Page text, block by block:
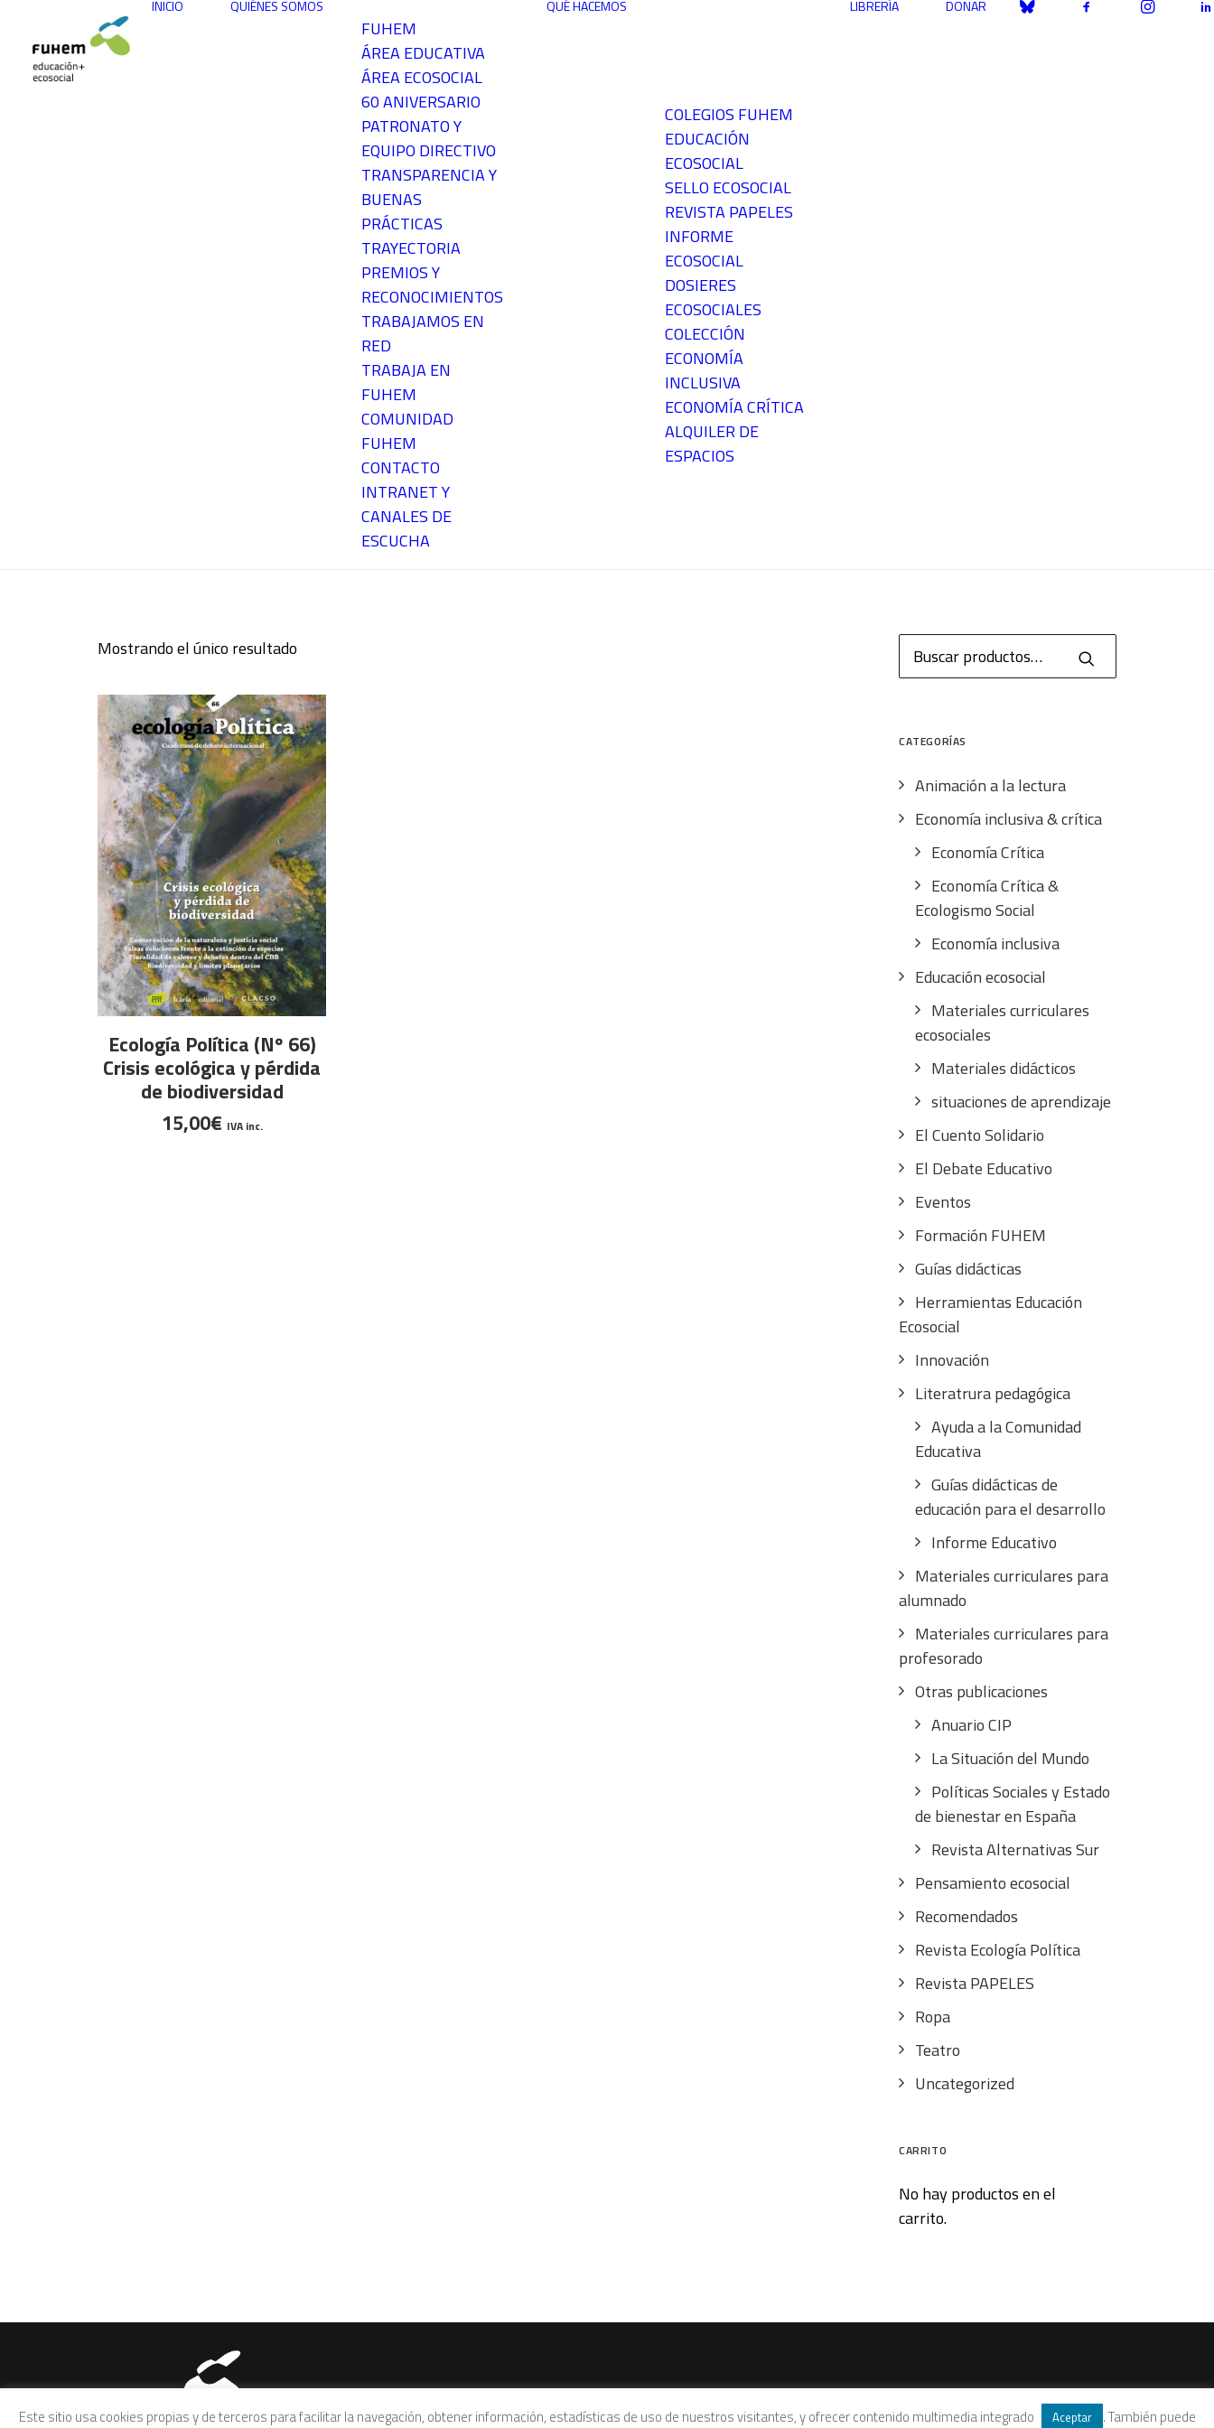
INICIO QUIÉNES SOMOS
FUHEM
ÁREA EDUCATIVA
ÁREA ECOSOCIAL
60 ANIVERSARIO
PATRONATO Y
EQUIPO DIRECTIVO
TRANSPARENCIA Y
BUENAS
PRÁCTICAS
TRAYECTORIA
PREMIOS Y
RECONOCIMIENTOS
TRABAJAMOS EN
RED
TRABAJA EN
FUHEM
COMUNIDAD
FUHEM
CONTACTO
INTRANET Y
CANALES DE
ESCUCHA
QUÉ HACEMOS
COLEGIOS FUHEM
EDUCACIÓN
ECOSOCIAL
SELLO ECOSOCIAL
REVISTA PAPELES
INFORME
ECOSOCIAL
DOSIERES
ECOSOCIALES
COLECCIÓN
ECONOMÍA
INCLUSIVA
ECONOMÍA CRÍTICA
ALQUILER DE
ESPACIOS
LIBRERÍA DONAR
Mostrando el único resultado
AÑADIR AL CARRITO
Ecología Política (Nº 66)
Crisis ecológica y pérdida
de biodiversidad
15,00€ IVA inc.
Buscar
por:
CATEGORÍAS
Animación a la lectura
Economía inclusiva & crítica
Economía Crítica
Economía Crítica &
Ecologismo Social
Economía inclusiva
Educación ecosocial
Materiales curriculares
ecosociales
Materiales didácticos
situaciones de aprendizaje
El Cuento Solidario
El Debate Educativo
Eventos
Formación FUHEM
Guías didácticas
Herramientas Educación
Ecosocial
Innovación
Literatrura pedagógica
Ayuda a la Comunidad
Educativa
Guías didácticas de
educación para el desarrollo
Informe Educativo
Materiales curriculares para
alumnado
Materiales curriculares para
profesorado
Otras publicaciones
Anuario CIP
La Situación del Mundo
Políticas Sociales y Estado
de bienestar en España
Revista Alternativas Sur
Pensamiento ecosocial
Recomendados
Revista Ecología Política
Revista PAPELES
Ropa
Teatro
Uncategorized
CARRITO
No hay productos en el
carrito.
Aviso legal|Política de privacidad|Política de cookies|Condiciones legales de venta
Este sitio usa cookies propias y de terceros para facilitar la navegación, obtener información, estadísticas de uso de nuestros visitantes, y ofrecer contenido multimedia integrado Aceptar . También puede